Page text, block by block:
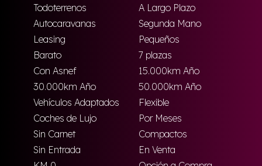
Todoterrenos
A Largo Plazo
Autocaravanas
Segunda Mano
Leasing
Pequeños
Barato
7 plazas
Con Asnef
15.000km Año
30.000km Año
50.000km Año
Vehículos Adaptados
Flexible
Coches de Lujo
Por Meses
Sin Carnet
Compactos
Sin Entrada
En Venta